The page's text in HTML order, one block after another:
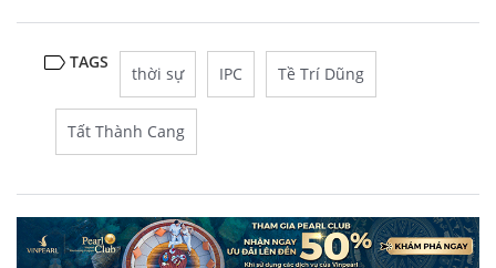
TAGS
thời sự IPC Tề Trí Dũng
Tất Thành Cang